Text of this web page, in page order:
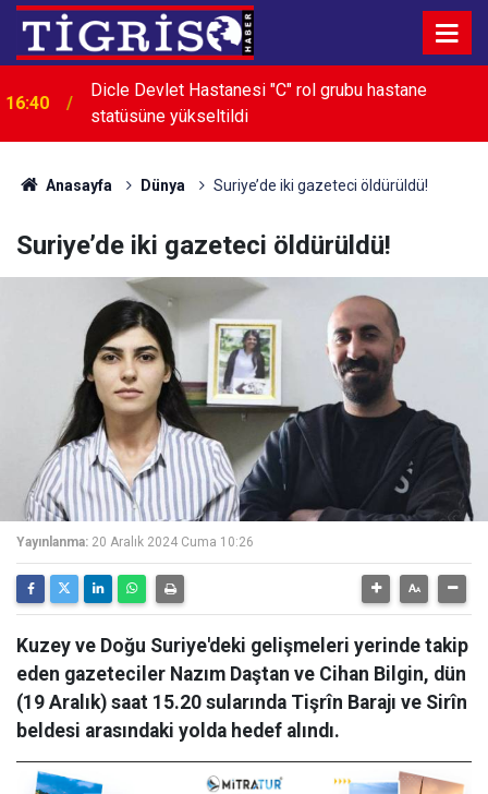
16:40
Dicle Devlet Hastanesi "C" rol grubu hastane
statüsüne yükseltildi
Anasayfa Dünya Suriye’de iki gazeteci öldürüldü!
Suriye’de iki gazeteci öldürüldü!
Yayınlanma: 20 Aralık 2024 Cuma 10:26
Kuzey ve Doğu Suriye'deki gelişmeleri yerinde takip
eden gazeteciler Nazım Daştan ve Cihan Bilgin, dün
(19 Aralık) saat 15.20 sularında Tişrîn Barajı ve Sirîn
beldesi arasındaki yolda hedef alındı.